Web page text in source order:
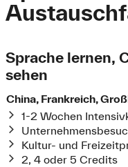
Sprache lernen,
sehen
China, Frankreich,
1-2 Wochen
Kultur- und
2, 4 oder 5 Credits